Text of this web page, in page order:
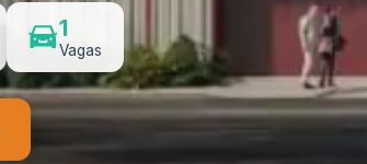
1
Vagas